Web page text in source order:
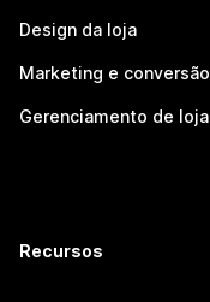
Design da loja
Marketing e conversão
Gerenciamento de loja
Recursos